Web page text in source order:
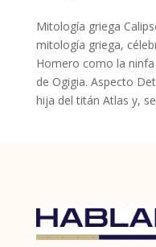
Mitología griega
mitología griega,
Homero como la
de Ogigia. Aspecto
hija del titán Atlas y,